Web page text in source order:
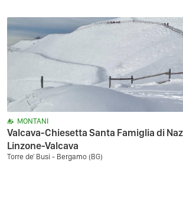
MONTANI
Valcava-Chiesetta Santa Famiglia di
Linzone-Valcava
Torre de' Busi - Bergamo (BG)